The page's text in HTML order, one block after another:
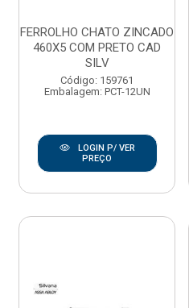
FERROLHO CHATO ZINCADO
460X5 COM PRETO CAD
SILV
Código: 159761
Embalagem: PCT-12UN
LOGIN P/ VER
PREÇO